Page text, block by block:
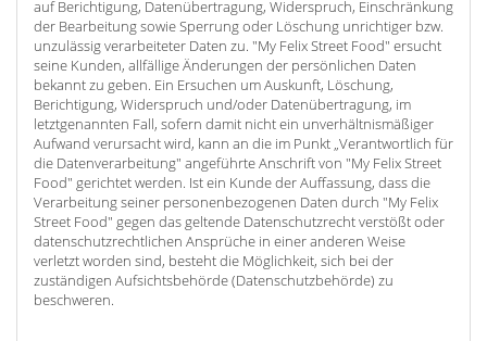
auf Berichtigung, Datenübertragung, Widerspruch, Einschränkung
der Bearbeitung sowie Sperrung oder Löschung unrichtiger bzw.
unzulässig verarbeiteter Daten zu. "My Felix Street Food" ersucht
seine Kunden, allfällige Änderungen der persönlichen Daten
bekannt zu geben. Ein Ersuchen um Auskunft, Löschung,
Berichtigung, Widerspruch und/oder Datenübertragung, im
letztgenannten Fall, sofern damit nicht ein unverhältnismäßiger
Aufwand verursacht wird, kann an die im Punkt „Verantwortlich für
die Datenverarbeitung" angeführte Anschrift von "My Felix Street
Food" gerichtet werden. Ist ein Kunde der Auffassung, dass die
Verarbeitung seiner personenbezogenen Daten durch "My Felix
Street Food" gegen das geltende Datenschutzrecht verstößt oder
datenschutzrechtlichen Ansprüche in einer anderen Weise
verletzt worden sind, besteht die Möglichkeit, sich bei der
zuständigen Aufsichtsbehörde (Datenschutzbehörde) zu
beschweren.